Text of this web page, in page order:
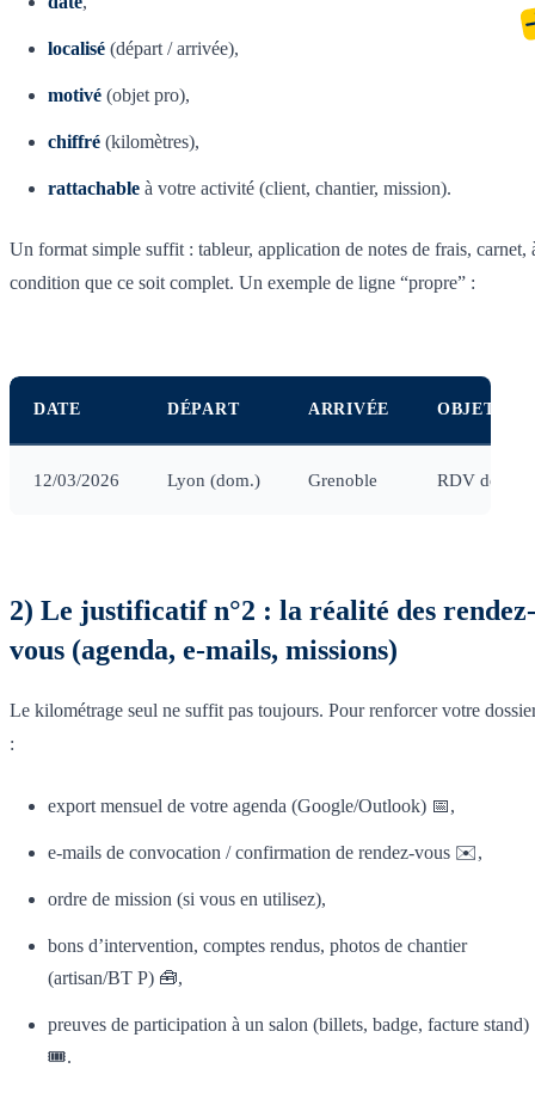
localisé (départ / arrivée),
motivé (objet pro),
chiffré (kilomètres),
rattachable à votre activité (client, chantier, mission).
Un format simple suffit : tableur, application de notes de frais, carnet,
condition que ce soit complet. Un exemple de ligne “propre” :
DATE DÉPART ARRIVÉE OBJET
12/03/2026 Lyon (dom.) Grenoble RDV devis
2) Le justificatif n°2 : la réalité des rendez-
vous (agenda, e-mails, missions)
Le kilométrage seul ne suffit pas toujours. Pour renforcer votre
:
export mensuel de votre agenda (Google/Outlook) 📅,
e-mails de convocation / confirmation de rendez-vous ✉️,
ordre de mission (si vous en utilisez),
bons d’intervention, comptes rendus, photos de chantier
(artisan/BT P) 🧰,
preuves de participation à un salon (billets, badge, facture stand)
🎟️.